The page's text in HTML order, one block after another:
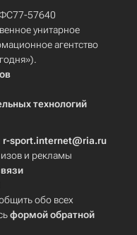
57640
унитарное
агентство
технологий
r-sport.internet@ria.ru
и рекламы
обо всех
формой обратной